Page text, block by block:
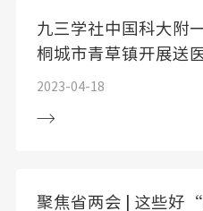
九三学社中国科大附
桐城市青草镇开展送
2023-04-18
聚焦省两会 | 这些好